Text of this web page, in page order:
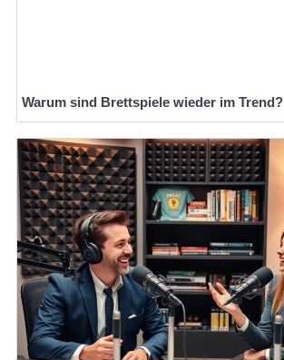
Warum sind Brettspiele wieder im Trend?